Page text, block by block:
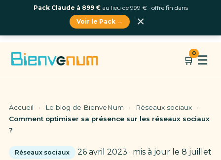
🛒
0
☰
Accueil › Le blog de BienveNum › Réseaux sociaux
›
Comment optimiser sa présence sur les réseaux sociaux
?
Réseaux sociaux
26 avril 2023 · mis à jour le 8 juillet
Pack Claude à 899 €au lieu de 999 € · offre fin dans
Voir le Pack →
×